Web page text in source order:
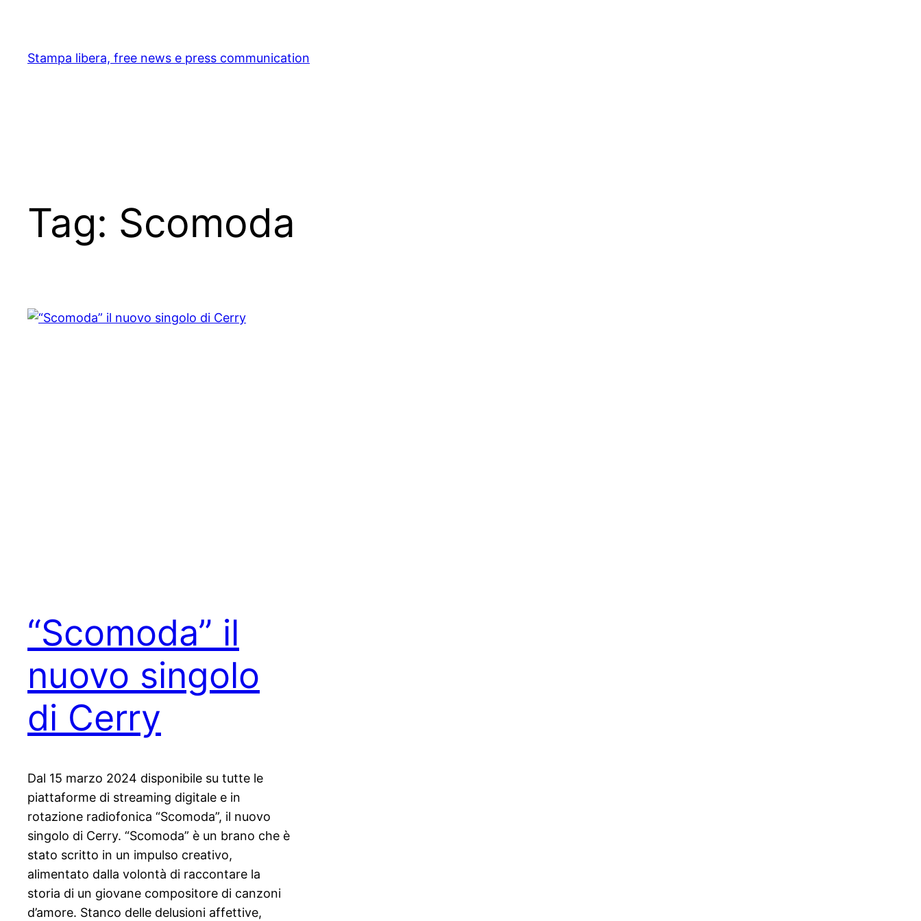
content
Stampa libera, free news e press communication
Tag: Scomoda
“Scomoda” il
nuovo singolo
di Cerry
Dal 15 marzo 2024 disponibile su tutte le
piattaforme di streaming digitale e in
rotazione radiofonica “Scomoda”, il nuovo
singolo di Cerry. “Scomoda” è un brano che è
stato scritto in un impulso creativo,
alimentato dalla volontà di raccontare la
storia di un giovane compositore di canzoni
d’amore. Stanco delle delusioni affettive,